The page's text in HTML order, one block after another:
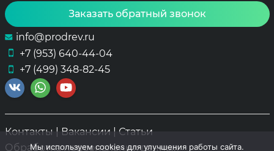
Заказать обратный звонок
info@prodrev.ru
+7 (953) 640-44-04
+7 (499) 348-82-45
Контакты | Вакансии | Статьи
Обработка персональных данных
Мы используем cookies для улучшения работы сайта.